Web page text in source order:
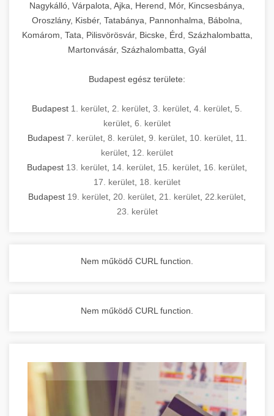
Nagykálló, Várpalota, Ajka, Herend, Mór, Kincsesbánya,
Oroszlány, Kisbér, Tatabánya, Pannonhalma, Bábolna,
Komárom, Tata, Pilisvörösvár, Bicske, Érd, Százhalombatta,
Martonvásár, Százhalombatta, Gyál
Budapest egész területe:
Budapest 1. kerület 2. kerület 3. kerület 4. kerület 5.
kerület 6. kerület
Budapest 7. kerület, 8. kerület, 9. kerület, 10. kerület, 11.
kerület 12. kerület
Budapest 13. kerület 14. kerület 15. kerület 16. kerület
17. kerület 18. kerület
Budapest 19. kerület 20. kerület 21. kerület 22.kerület
23. kerület
Nem működő CURL function.
Nem működő CURL function.